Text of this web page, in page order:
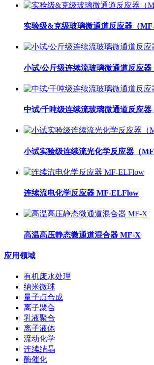
实验级&克级玻璃微通道反应器（
小试/公斤级连续流玻璃微通道反应器
中试/千吨级连续流玻璃微通道反应器
小试实验级连续流光化学反应器（
连续流电化学反应器 MF-ELFlow
高温高压静态微通道混合器 MF-X
应用领域
有机废水处理
纳米微球
量子点合成
离子聚合
乳液聚合
离子液体
流动化学
连续结晶
酶催化